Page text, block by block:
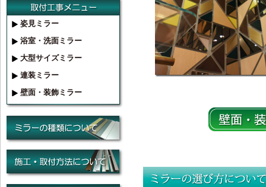
姿見ミラー
浴室・洗面ミラー
大型サイズミラー
連装ミラー
壁面・装飾ミラー